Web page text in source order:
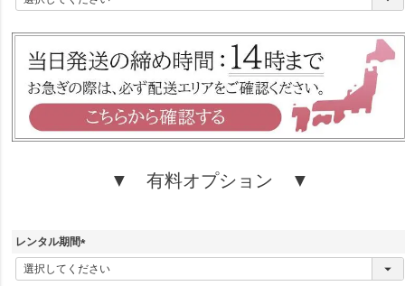
必
▼ 有料オプション ▼
レンタル期間
(
必